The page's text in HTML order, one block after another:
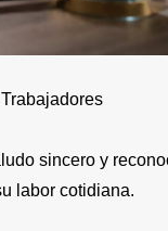
sincero y
labor cotidiana.